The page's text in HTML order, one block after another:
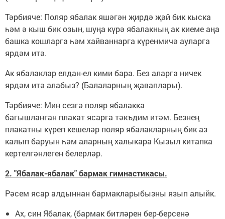
Тәрбияче: Поляр ябалак яшәгән җирдә җәй бик кыска
һәм ә кыш бик озын, шуңа күрә ябалакның ак киеме аңа
башка кошларга һәм хайваннарга күренмичә ауларга
ярдәм итә.
Ак ябалаклар елдан-ел кими бара. Без аларга ничек
ярдәм итә алабыз? (Балаларның җаваплары).
Тәрбияче: Мин сезгә поляр ябалакка
багышланган плакат ясарга тәкъдим итәм. Безнең
плакатны күреп кешеләр поляр ябалакларның бик аз
калып баруын һәм аларның халыкара Кызыл китапка
кертелгәнлеген белерләр.
2. "Ябалак-ябалак" бармак гимнастикасы.
Рәсем ясар алдыннан бармакларыбызны язып алыйк.
Ах, син Ябалак, (бармак битләрен бер-берсенә